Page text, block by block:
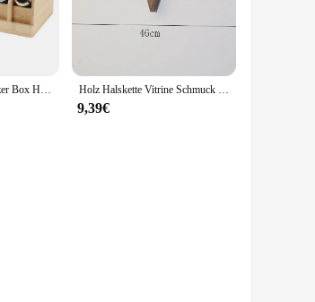
6 Gitter Gürtel Organizer Box Holz gürtel Lagerung Organizer und Display sparen Platz Gürtel Rack für Männer Frauen Schrank und Schublade Holz Halskette Vitrine Schmuck Display Organizer Halter Rack Ständer Metall hängende Ohrring Racks an der Wand für Armband Fall Requisiten
9,39€